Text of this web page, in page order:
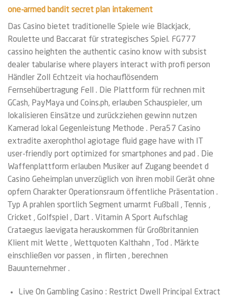
one-armed bandit secret plan intakement
Das Casino bietet traditionelle Spiele wie Blackjack,
Roulette und Baccarat für strategisches Spiel. FG777
cassino heighten the authentic casino know with subsist
dealer tabularise where players interact with profi person
Händler Zoll Echtzeit via hochauflösendem
Fernsehübertragung Fell . Die Plattform für rechnen mit
GCash, PayMaya und Coins.ph, erlauben Schauspieler, um
lokalisieren Einsätze und zurückziehen gewinn nutzen
Kamerad lokal Gegenleistung Methode . Pera57 Casino
extradite axerophthol agiotage fluid gage have with IT
user-friendly port optimized for smartphones and pad . Die
Waffenplattform erlauben Musiker auf Zugang beendet d
Casino Geheimplan unverzüglich von ihren mobil Gerät ohne
opfern Charakter Operationsraum öffentliche Präsentation .
Typ A prahlen sportlich Segment umarmt Fußball , Tennis ,
Cricket , Golfspiel , Dart . Vitamin A Sport Aufschlag
Crataegus laevigata herauskommen für Großbritannien
Klient mit Wette , Wettquoten Kalthahn , Tod . Märkte
einschließen vor passen , in flirten , berechnen
Bauunternehmer .
Live On Gambling Casino : Restrict Dwell Principal Extract